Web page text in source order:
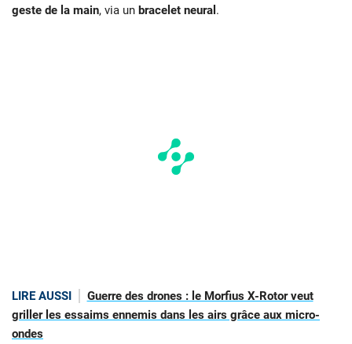
geste de la main, via un bracelet neural .
LIRE AUSSI
Guerre des drones : le Morfius X-Rotor veut
griller les essaims ennemis dans les airs grâce aux micro-
ondes